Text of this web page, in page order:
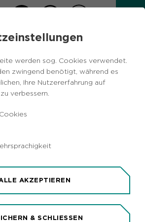
werden sog. Cookies verwendet.
zwingend benötigt, während es
Ihre Nutzererfahrung auf
verbessern.
AKZEPTIEREN
& SCHLIESSEN
Deutschen Kita-
Dortmunder Netzwerk
und Brunnenstraßenviertel"
Die Auszeichnung ist mit